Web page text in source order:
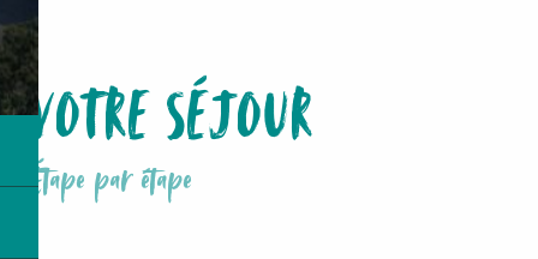
Détails du prix
Dates de voyage
Villes de départ
VOTRE SÉJOUR
Étape par étape